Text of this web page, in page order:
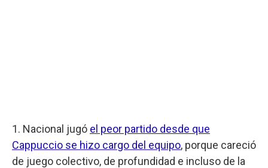
1. Nacional jugó el peor partido desde que
Cappuccio se hizo cargo del equipo, porque careció
de juego colectivo, de profundidad e incluso de la